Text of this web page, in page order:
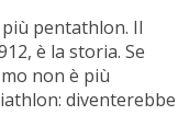
pentathlon. Il
è la storia. Se
non è più
diventerebbe